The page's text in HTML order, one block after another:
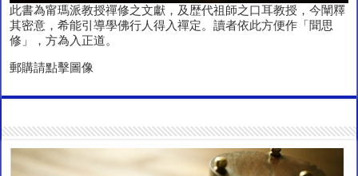
此書為甯瑪派教授禪修之文獻，及歴代祖師之口耳教授，今闡釋
其密意，希能引導學佛行人得入禪定。讀者依此方便作「聞思
修」，方為入正道。
郵購請點擊圖像